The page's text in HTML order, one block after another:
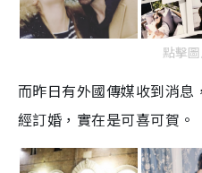
點擊
而昨日有外國傳媒收到消
經訂婚，實在是可喜可賀。